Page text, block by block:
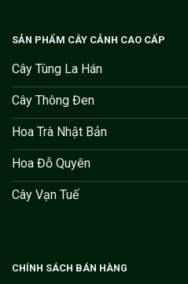
SẢN PHẨM CÂY CẢNH CAO CẤP
Cây Tùng La Hán
Cây Thông Đen
Hoa Trà Nhật Bản
Hoa Đỗ Quyên
Cây Vạn Tuế
CHÍNH SÁCH BÁN HÀNG